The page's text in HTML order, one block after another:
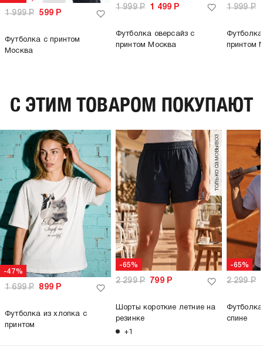
1 999Р 599 Р
Футболка с принтом
Москва
1 999Р 1 499 Р
Футболка оверсайз с
принтом Москва
1 999Р
принтом
C ЭТИМ ТОВАРОМ ПОКУПАЮТ
-47%
1 699Р 899 Р
Футболка из хлопка с
принтом
-65%
только самовывоз
2 299Р 799Р
Шорты короткие летние на
резинке
+1
-65%
2 299Р
спине